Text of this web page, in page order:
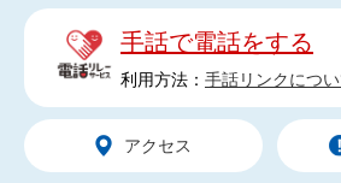
手話で電話をする
利用方法： 手話リンクにつ
アクセス